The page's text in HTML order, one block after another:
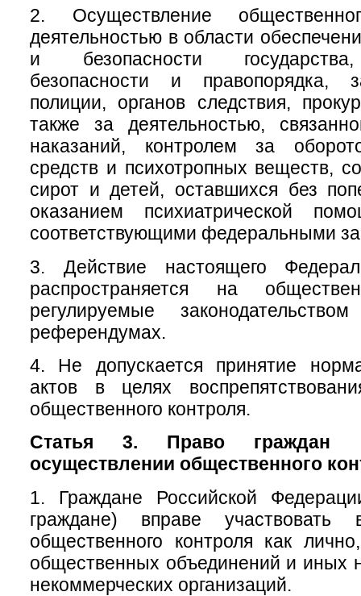
2. Осуществление
деятельностью в области
и безопасности
безопасности и правопорядка,
полиции, органов следствия,
также за деятельностью,
наказаний, контролем за
средств и психотропных веществ,
сирот и детей, оставшихся без
оказанием психиатрической
соответствующими федеральными
3. Действие настоящего
распространяется на
регулируемые
референдумах.
4. Не допускается принятие
актов в целях
общественного контроля.
Статья 3. Право граждан
осуществлении общественного
1. Граждане Российской
граждане) вправе участвовать
общественного контроля как
общественных объединений и иных
некоммерческих организаций.